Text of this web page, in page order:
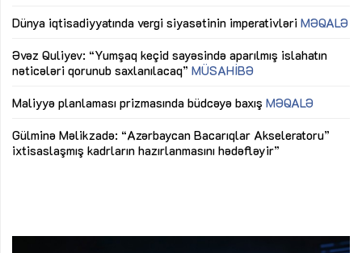
Dünya iqtisadiyyatında vergi siyasətinin imperativləri MƏQALƏ
Əvəz Quliyev: “Yumşaq keçid sayəsində aparılmış islahatın
nəticələri qorunub saxlanılacaq” MÜSAHİBƏ
Maliyyə planlaması prizmasında büdcəyə baxış MƏQALƏ
Gülminə Məlikzadə: “Azərbaycan Bacarıqlar Akseleratoru”
ixtisaslaşmış kadrların hazırlanmasını hədəfləyir”